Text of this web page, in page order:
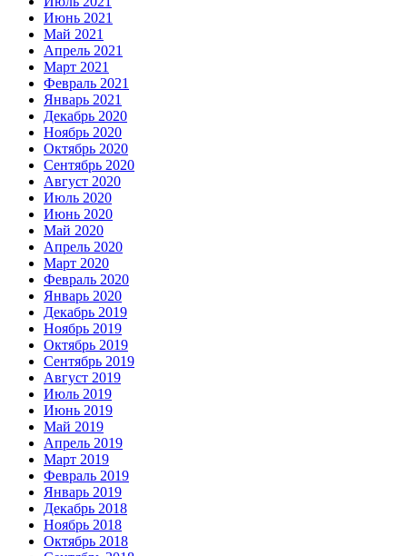
Июнь 2021
Май 2021
Апрель 2021
Март 2021
Февраль 2021
Январь 2021
Декабрь 2020
Ноябрь 2020
Октябрь 2020
Сентябрь 2020
Август 2020
Июль 2020
Июнь 2020
Май 2020
Апрель 2020
Март 2020
Февраль 2020
Январь 2020
Декабрь 2019
Ноябрь 2019
Октябрь 2019
Сентябрь 2019
Август 2019
Июль 2019
Июнь 2019
Май 2019
Апрель 2019
Март 2019
Февраль 2019
Январь 2019
Декабрь 2018
Ноябрь 2018
Октябрь 2018